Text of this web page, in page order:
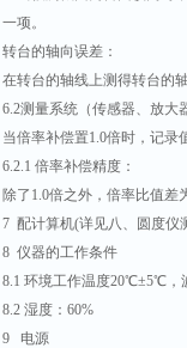
一项。
转台的轴向误差：
在转台的轴线上测得转台的
6.2测量系统（传感器、放大
当倍率补偿置1.0倍时，记录
6.2.1 倍率补偿精度：
除了1.0倍之外，倍率比值差
7 配计算机(详见八、圆度仪
8 仪器的工作条件
8.1 环境工作温度20℃±5℃，
8.2 湿度：60%
9 电源